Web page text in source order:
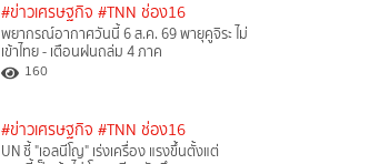
#ข่าวเศรษฐกิจ #TNN ช่อง16
พยากรณ์อากาศวันนี้ 6 ส.ค. 69 พายุคูจิระ ไม่
เข้าไทย - เตือนฝนถล่ม 4 ภาค
160
#ข่าวเศรษฐกิจ #TNN ช่อง16
UN ชี้ "เอลนีโญ" เร่งเครื่อง แรงขึ้นตั้งแต่